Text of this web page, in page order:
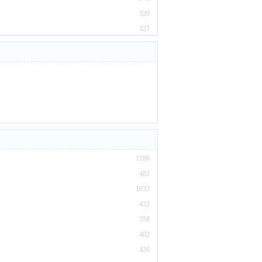
320
327
1186
482
1033
432
358
402
420